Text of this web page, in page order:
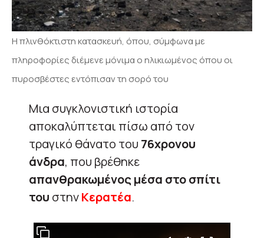
Η πλινθόκτιστη κατασκευή, όπου, σύμφωνα με
πληροφορίες διέμενε μόνιμα ο ηλικιωμένος όπου οι
πυροσβέστες εντόπισαν τη σορό του
Μια συγκλονιστική ιστορία
αποκαλύπτεται πίσω από τον
τραγικό θάνατο του 76χρονου
άνδρα, που βρέθηκε
απανθρακωμένος μέσα στο σπίτι
του στηνΚερατέα.